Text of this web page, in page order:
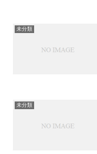
未分類
未分類